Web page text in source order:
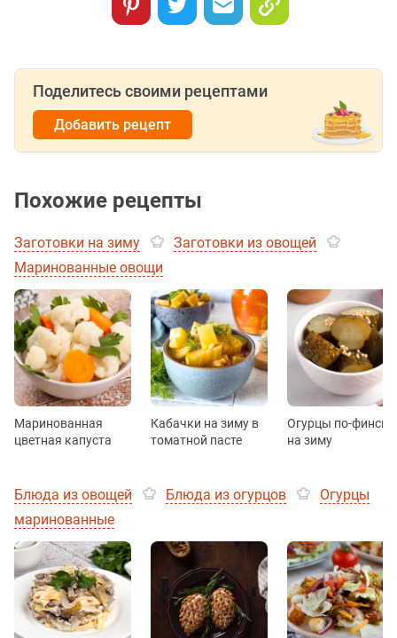
Поделитесь своими рецептами
Добавить рецепт
Похожие рецепты
Заготовки на зиму
Заготовки из овощей
Маринованные овощи
Маринованная
цветная капуста
Кабачки на зиму в
томатной пасте
Огурцы по-фински
на зиму
Блюда из овощей Блюда из огурцов
Огурцы
маринованные